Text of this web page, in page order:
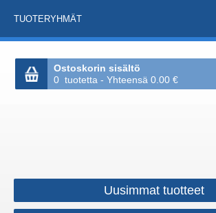
TUOTERYHMÄT
Ostoskorin sisältö
0 tuotetta - Yhteensä 0.00 €
Uusimmat tuotteet